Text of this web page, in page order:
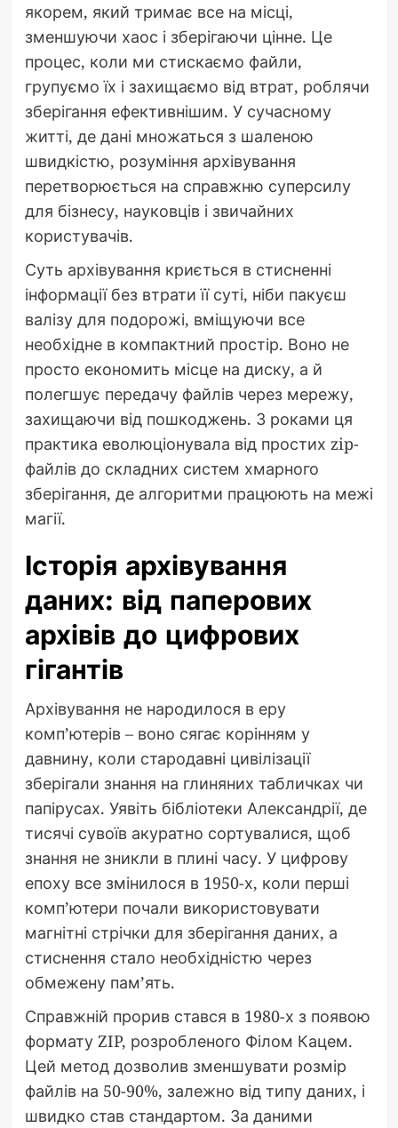
якорем, який тримає все на місці,
зменшуючи хаос і зберігаючи цінне. Це
процес, коли ми стискаємо файли,
групуємо їх і захищаємо від втрат, роблячи
зберігання ефективнішим. У сучасному
житті, де дані множаться з шаленою
швидкістю, розуміння архівування
перетворюється на справжню суперсилу
для бізнесу, науковців і звичайних
користувачів.
Суть архівування криється в стисненні
інформації без втрати її суті, ніби пакуєш
валізу для подорожі, вміщуючи все
необхідне в компактний простір. Воно не
просто економить місце на диску, а й
полегшує передачу файлів через мережу,
захищаючи від пошкоджень. З роками ця
практика еволюціонувала від простих zip-
файлів до складних систем хмарного
зберігання, де алгоритми працюють на межі
магії.
Історія архівування
даних: від паперових
архівів до цифрових
гігантів
Архівування не народилося в еру
комп’ютерів – воно сягає корінням у
давнину, коли стародавні цивілізації
зберігали знання на глиняних табличках чи
папірусах. Уявіть бібліотеки Александрії, де
тисячі сувоїв акуратно сортувалися, щоб
знання не зникли в плині часу. У цифрову
епоху все змінилося в 1950-х, коли перші
комп’ютери почали використовувати
магнітні стрічки для зберігання даних, а
стиснення стало необхідністю через
обмежену пам’ять.
Справжній прорив стався в 1980-х з появою
формату ZIP, розробленого Філом Кацем.
Цей метод дозволив зменшувати розмір
файлів на 50-90%, залежно від типу даних, і
швидко став стандартом. За даними